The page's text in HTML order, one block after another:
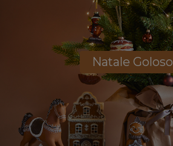
Natale Goloso